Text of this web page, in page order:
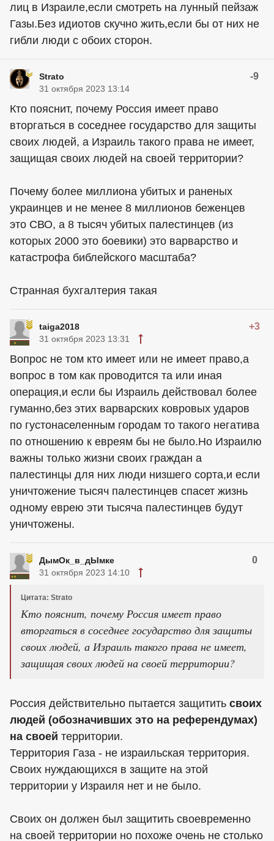
лиц в Израиле,если смотреть на лунный пейзаж
Газы.Без идиотов скучно жить,если бы от них не
гибли люди с обоих сторон.
Strato -9
31 октября 2023 13:14
Кто пояснит, почему Россия имеет право
вторгаться в соседнее государство для защиты
своих людей, а Израиль такого права не имеет,
защищая своих людей на своей территории?
Почему более миллиона убитых и раненых
украинцев и не менее 8 миллионов беженцев
это СВО, а 8 тысяч убитых палестинцев (из
которых 2000 это боевики) это варварство и
катастрофа библейского масштаба?
Странная бухгалтерия такая
taiga2018 +3
31 октября 2023 13:31
Вопрос не том кто имеет или не имеет право,а
вопрос в том как проводится та или иная
операция,и если бы Израиль действовал более
гуманно,без этих варварских ковровых ударов
по густонаселенным городам то такого негатива
по отношению к евреям бы не было.Но Израилю
важны только жизни своих граждан а
палестинцы для них люди низшего сорта,и если
уничтожение тысяч палестинцев спасет жизнь
одному еврею эти тысяча палестинцев будут
уничтожены.
ДымОк_в_дЫмке 0
31 октября 2023 14:10
Цитата: Strato
Кто пояснит, почему Россия имеет право
вторгаться в соседнее государство для защиты
своих людей, а Израиль такого права не имеет,
защищая своих людей на своей территории?
Россия действительно пытается защитить своих
людей (обозначивших это на референдумах)
на своей территории.
Территория Газа - не израильская территория.
Своих нуждающихся в защите на этой
территории у Израиля нет и не было.
Своих он должен был защитить своевременно
на своей территории но похоже очень не столько